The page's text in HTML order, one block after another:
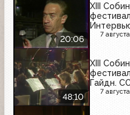
20:06
XIII
7
48:10
XIII
Гайдн.
7